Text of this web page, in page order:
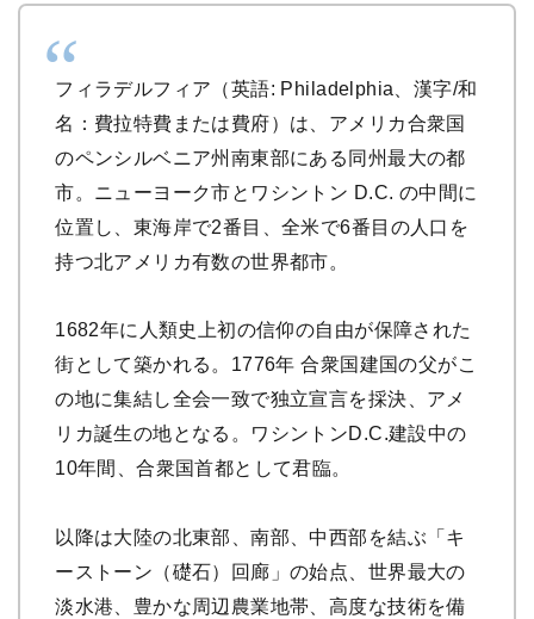
フィラデルフィア（英語: Philadelphia、漢字/和
名：費拉特費または費府）は、アメリカ合衆国
のペンシルベニア州南東部にある同州最大の都
市。ニューヨーク市とワシントン D.C. の中間に
位置し、東海岸で2番目、全米で6番目の人口を
持つ北アメリカ有数の世界都市。
1682年に人類史上初の信仰の自由が保障された
街として築かれる。1776年 合衆国建国の父がこ
の地に集結し全会一致で独立宣言を採決、アメ
リカ誕生の地となる。ワシントンD.C.建設中の
10年間、合衆国首都として君臨。
以降は大陸の北東部、南部、中西部を結ぶ「キ
ーストーン（礎石）回廊」の始点、世界最大の
淡水港、豊かな周辺農業地帯、高度な技術を備